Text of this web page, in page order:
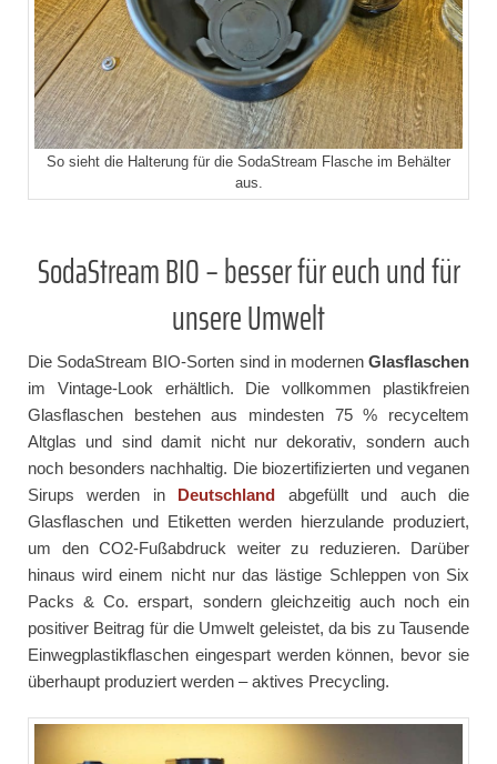
So sieht die Halterung für die SodaStream Flasche im Behälter
aus.
SodaStream BIO – besser für euch und für
unsere Umwelt
Die SodaStream BIO-Sorten sind in modernen Glasflaschen
im Vintage-Look erhältlich. Die vollkommen plastikfreien
Glasflaschen bestehen aus mindesten 75 % recyceltem
Altglas und sind damit nicht nur dekorativ, sondern auch
noch besonders nachhaltig. Die biozertifizierten und veganen
Sirups werden in Deutschland abgefüllt und auch die
Glasflaschen und Etiketten werden hierzulande produziert,
um den CO2-Fußabdruck weiter zu reduzieren. Darüber
hinaus wird einem nicht nur das lästige Schleppen von Six
Packs & Co. erspart, sondern gleichzeitig auch noch ein
positiver Beitrag für die Umwelt geleistet, da bis zu Tausende
Einwegplastikflaschen eingespart werden können, bevor sie
überhaupt produziert werden – aktives Precycling.